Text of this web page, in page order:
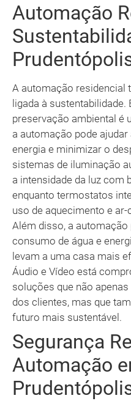
Automação
A automação residencial
ligada à
preservação ambiental é
a automação pode
energia e minimizar o
sistemas de iluminação
a intensidade da luz com
enquanto termostatos
uso de aquecimento e
Além disso, a
consumo de água e
levam a uma casa mais
Áudio e Vídeo está
soluções que não
dos clientes, mas que
futuro mais sustentável.
Segurança
Automação